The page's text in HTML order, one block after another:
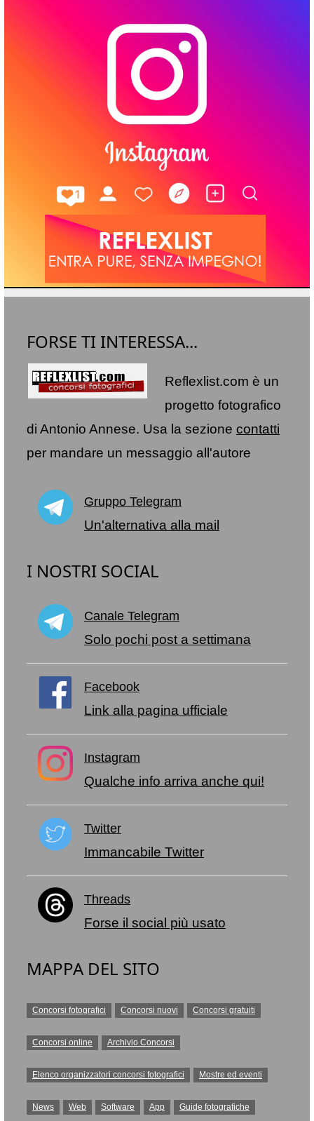
FORSE TI INTERESSA...
Reflexlist.com è un
progetto fotografico
di Antonio Annese. Usa la sezione contatti
per mandare un messaggio all'autore
Gruppo Telegram
Un'alternativa alla mail
I NOSTRI SOCIAL
Canale Telegram
Solo pochi post a settimana
Facebook
Link alla pagina ufficiale
Instagram
Qualche info arriva anche qui!
Twitter
Immancabile Twitter
Threads
Forse il social più usato
MAPPA DEL SITO
Concorsi fotografici Concorsi nuovi Concorsi gratuiti
Concorsi online Archivio Concorsi
Elenco organizzatori concorsi fotografici Mostre ed eventi
News Web Software App Guide fotografiche